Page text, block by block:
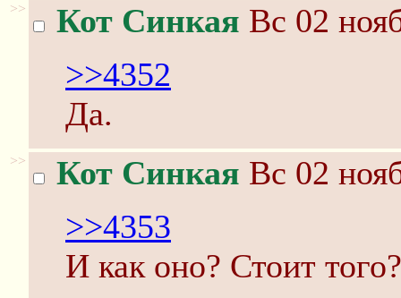
>> Кот Синкая Вс 02
>>4352
Да.
>> Кот Синкая Вс 02
>>4353
И как оно? Стоит того?